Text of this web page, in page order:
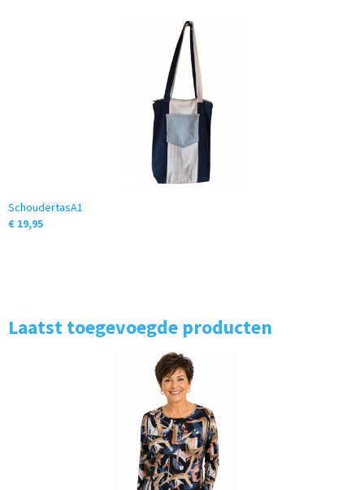
SchoudertasA1
€ 19,95
Laatst toegevoegde producten